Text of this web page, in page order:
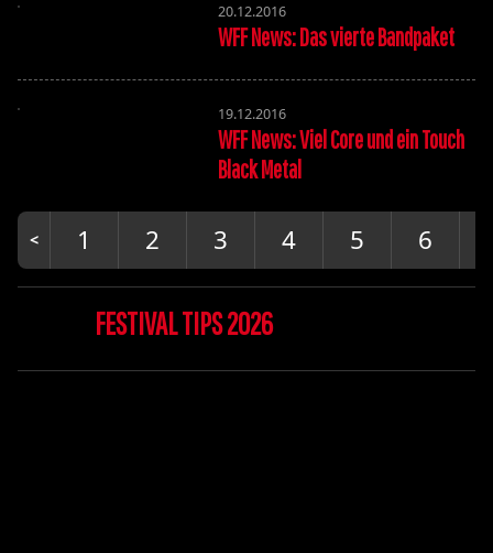
20.12.2016
WFF News: Das vierte Bandpaket
19.12.2016
WFF News: Viel Core und ein Touch
Black Metal
1 2 3 4 5 6
FESTIVAL TIPS 2026